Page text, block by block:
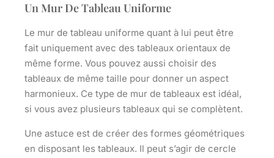
Un Mur De Tableau Uniforme
Le mur de tableau uniforme quant à lui peut être
fait uniquement avec des tableaux orientaux de
même forme. Vous pouvez aussi choisir des
tableaux de même taille pour donner un aspect
harmonieux. Ce type de mur de tableaux est idéal,
si vous avez plusieurs tableaux qui se complètent.
Une astuce est de créer des formes géométriques
en disposant les tableaux. Il peut s’agir de cercle